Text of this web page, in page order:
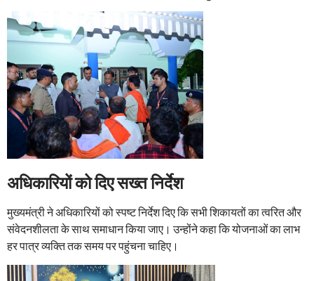
अधिकारियों को दिए सख्त निर्देश
मुख्यमंत्री ने अधिकारियों को स्पष्ट निर्देश दिए कि सभी शिकायतों का त्वरित और
संवेदनशीलता के साथ समाधान किया जाए। उन्होंने कहा कि योजनाओं का लाभ
हर पात्र व्यक्ति तक समय पर पहुंचना चाहिए।